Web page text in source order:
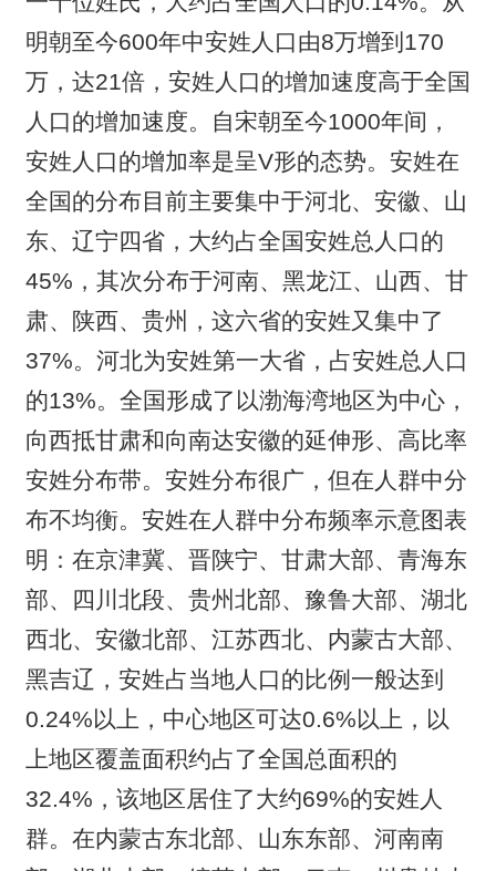
明朝至今600年中安姓人口由8万增到170
万，达21倍，安姓人口的增加速度高于全国
人口的增加速度。自宋朝至今1000年间，
安姓人口的增加率是呈V形的态势。安姓在
全国的分布目前主要集中于河北、安徽、山
东、辽宁四省，大约占全国安姓总人口的
45%，其次分布于河南、黑龙江、山西、甘
肃、陕西、贵州，这六省的安姓又集中了
37%。河北为安姓第一大省，占安姓总人口
的13%。全国形成了以渤海湾地区为中心，
向西抵甘肃和向南达安徽的延伸形、高比率
安姓分布带。安姓分布很广，但在人群中分
布不均衡。安姓在人群中分布频率示意图表
明：在京津冀、晋陕宁、甘肃大部、青海东
部、四川北段、贵州北部、豫鲁大部、湖北
西北、安徽北部、江苏西北、内蒙古大部、
黑吉辽，安姓占当地人口的比例一般达到
0.24%以上，中心地区可达0.6%以上，以
上地区覆盖面积约占了全国总面积的
32.4%，该地区居住了大约69%的安姓人
群。在内蒙古东北部、山东东部、河南南